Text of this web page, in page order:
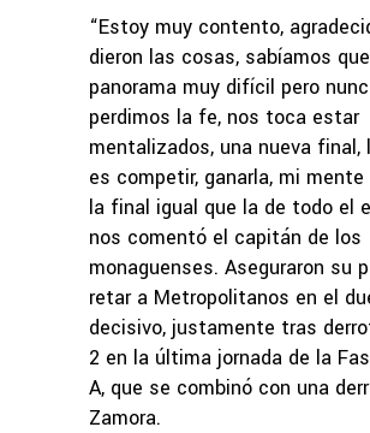
“Estoy muy contento,
dieron las cosas, sabíamos
panorama muy difícil pero
perdimos la fe, nos toca estar
mentalizados, una nueva final,
es competir, ganarla, mi
la final igual que la de todo el
nos comentó el capitán de los
monaguenses. Aseguraron su
retar a Metropolitanos en el
decisivo, justamente tras
2 en la última jornada de la
A, que se combinó con una
Zamora.